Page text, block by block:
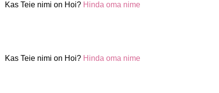
Kas Teie nimi on Hoi? Hinda oma nime
Kas Teie nimi on Hoi? Hinda oma nime